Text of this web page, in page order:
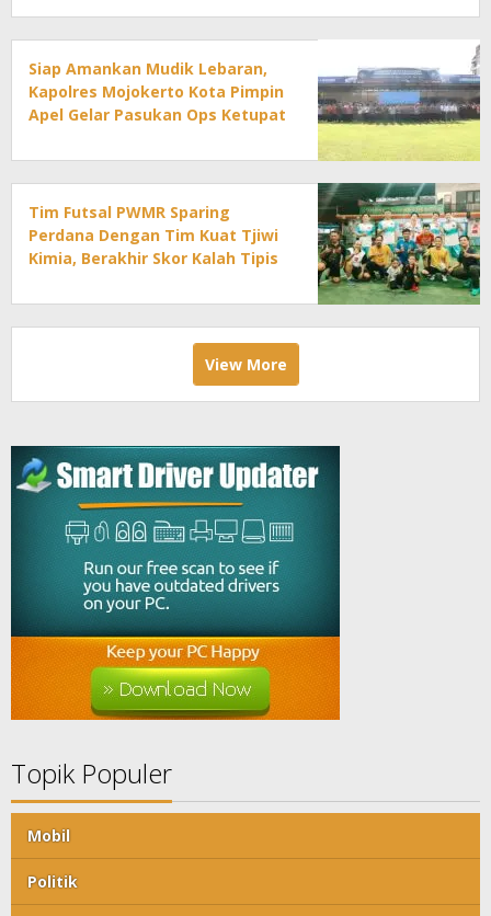
Siap Amankan Mudik Lebaran,
Kapolres Mojokerto Kota Pimpin
Apel Gelar Pasukan Ops Ketupat
Tim Futsal PWMR Sparing
Perdana Dengan Tim Kuat Tjiwi
Kimia, Berakhir Skor Kalah Tipis
View More
Topik Populer
Mobil
Politik